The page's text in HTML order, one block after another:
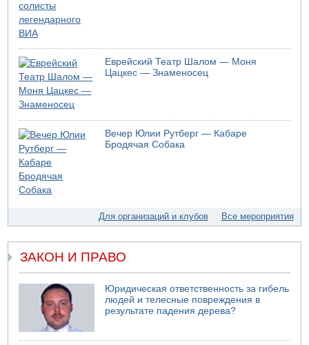
07.08.2026 08:29
В Бат-Яме утонул мужчина
07.08.2026 06:47
Недалеко от Бейт-Шемеша погиб велосипедист
07.08.2026 06:24
06.08.2026 13:43
И еще иранские агенты
06.08.2026 13:13
Арестованы двое подозреваемых в стрельбе по
электрической компании
Возле Кирьят-Арбы пожар на местности
06.08.2026 08:45
Взрыв в Северном Тель-Авиве
06.08.2026 08:11
Украинская атака на российский НПЗ
Еврейский Театр Шалом — Моня
Цацкес — Знаменосец
Вечер Юлии Рутберг — Кабаре
Бродячая Собака
Для организаций и клубов Все мероприятия
ЗАКОН И ПРАВО
Юридическая ответственность за гибель
людей и телесные повреждения в
результате падения дерева?